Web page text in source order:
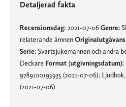
Detaljerad fakta
Recensionsdag: 2021-07-06Genre:
relaterande ämnen
Serie: Svartsjukemannen och andra
Deckare Format (utgivningsdatum):
9789100193935 (2021-07-06);
(2021-07-06)